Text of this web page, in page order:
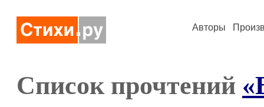
Авторы
Список прочтений